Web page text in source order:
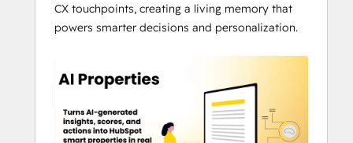
HubSpot smart properties in real
time.
engage, delight, and win more of your
best customers on autopilot
For revenue teams, Personize turns
CX touchpoints, creating a living memory that
powers smarter decisions and personalization.